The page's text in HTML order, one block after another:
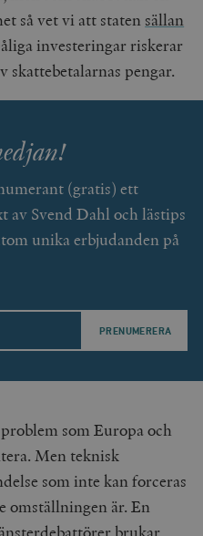
så vet vi att staten sällan
investeringar riskerar
skattebetalarnas pengar.
(gratis) ett
av Svend Dahl och lästips
unika erbjudanden på
som Europa och
Men teknisk
som inte kan forceras
omställningen är. En